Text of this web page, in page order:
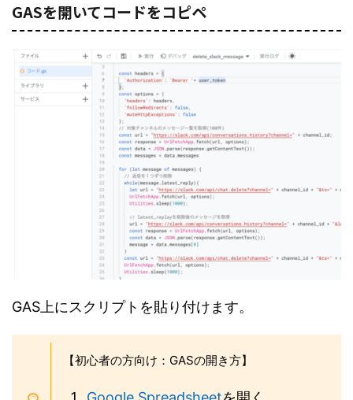
GASを開いてコードをコピペ
GAS上にスクリプトを貼り付けます。
【初心者の方向け：GASの開き方】